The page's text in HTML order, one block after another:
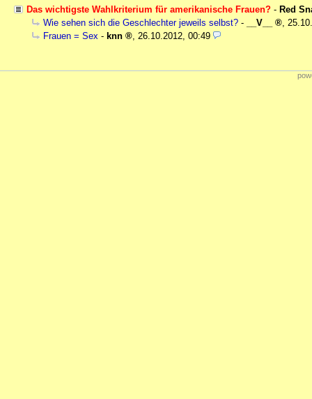
Das wichtigste Wahlkriterium für amerikanische Frauen? - Red
Wie sehen sich die Geschlechter jeweils selbst? - __V__ ,
Frauen = Sex - knn , 26.10.2012, 00:49